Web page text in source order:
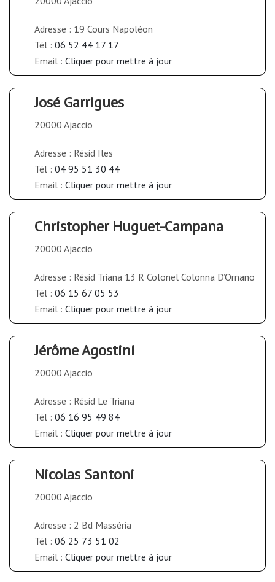
Adresse : 19 Cours Napoléon
Tél : 06 52 44 17 17
Email : Cliquer pour mettre à jour
José Garrigues
20000 Ajaccio
Adresse : Résid Iles
Tél : 04 95 51 30 44
Email : Cliquer pour mettre à jour
Christopher Huguet-Campana
20000 Ajaccio
Adresse : Résid Triana 13 R Colonel Colonna D’Ornano
Tél : 06 15 67 05 53
Email : Cliquer pour mettre à jour
Jérôme Agostini
20000 Ajaccio
Adresse : Résid Le Triana
Tél : 06 16 95 49 84
Email : Cliquer pour mettre à jour
Nicolas Santoni
20000 Ajaccio
Adresse : 2 Bd Masséria
Tél : 06 25 73 51 02
Email : Cliquer pour mettre à jour